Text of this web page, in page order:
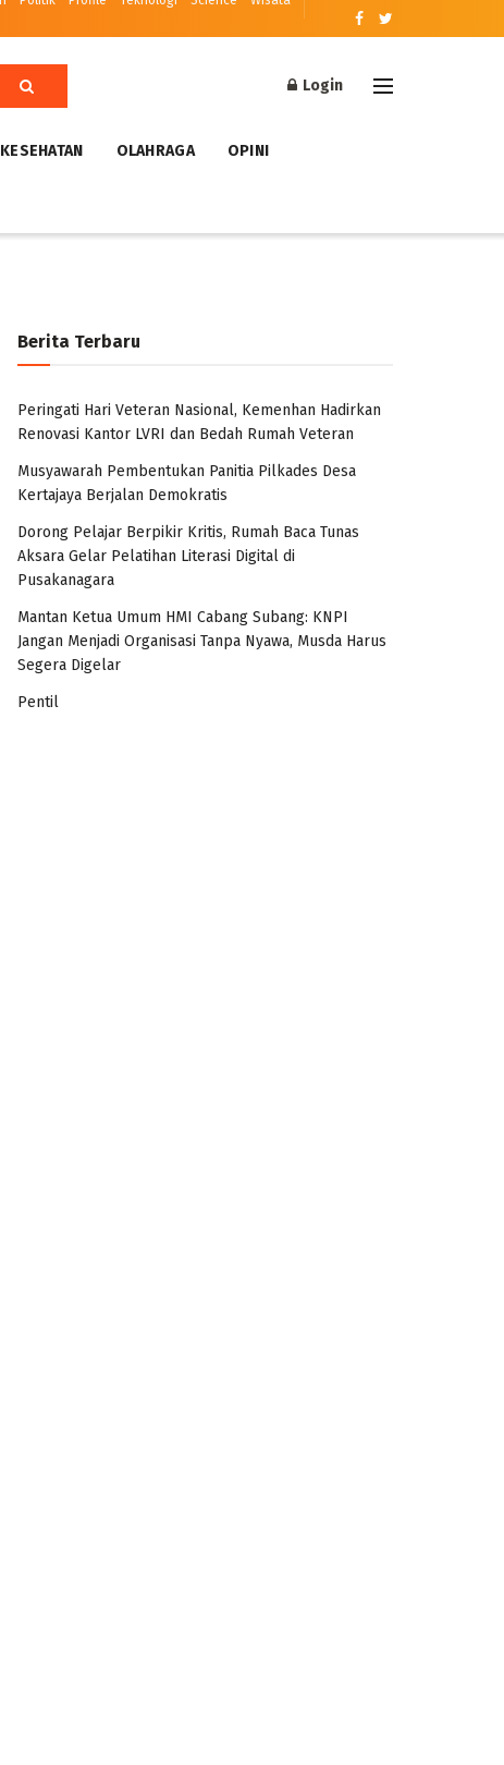
Login
KESEHATAN OLAHRAGA OPINI
Berita Terbaru
Peringati Hari Veteran Nasional, Kemenhan Hadirkan
Renovasi Kantor LVRI dan Bedah Rumah Veteran
Musyawarah Pembentukan Panitia Pilkades Desa
Kertajaya Berjalan Demokratis
Dorong Pelajar Berpikir Kritis, Rumah Baca Tunas
Aksara Gelar Pelatihan Literasi Digital di
Pusakanagara
Mantan Ketua Umum HMI Cabang Subang: KNPI
Jangan Menjadi Organisasi Tanpa Nyawa, Musda Harus
Segera Digelar
Pentil